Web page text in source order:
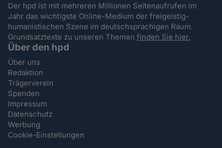
Der hpd ist mit mehreren Millionen Seitenaufrufen im
Jahr das wichtigste Online-Medium der freigeistig-
humanistischen Szene im deutschsprachigen Raum.
Grundsatztexte zu unseren Themenfinden Sie hier.
Über den hpd
Über uns
Redaktion
Trägerverein
Spenden
Impressum
Datenschutz
Werbung
Cookie-Einstellungen